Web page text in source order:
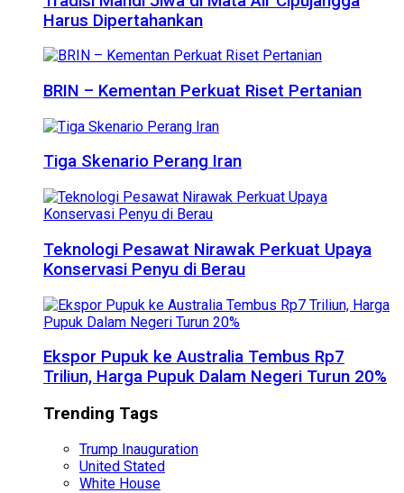
Harus Dipertahankan
BRIN – Kementan Perkuat Riset Pertanian
Tiga Skenario Perang Iran
Teknologi Pesawat Nirawak Perkuat Upaya
Konservasi Penyu di Berau
Ekspor Pupuk ke Australia Tembus Rp7
Triliun, Harga Pupuk Dalam Negeri Turun 20%
Trending Tags
Trump Inauguration
United Stated
White House